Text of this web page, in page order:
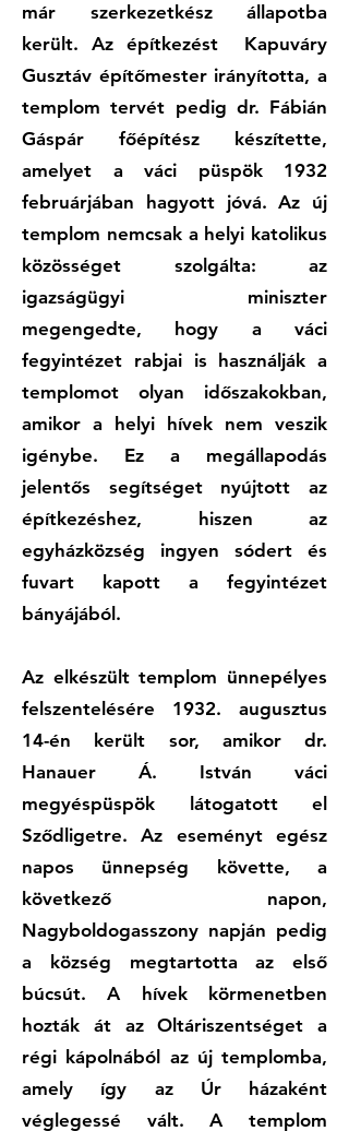
már szerkezetkész állapotba
került. Az építkezést Kapuváry
Gusztáv építőmester irányította, a
templom tervét pedig dr. Fábián
Gáspár főépítész készítette,
amelyet a váci püspök 1932
februárjában hagyott jóvá. Az új
templom nemcsak a helyi katolikus
közösséget szolgálta: az
igazságügyi miniszter
megengedte, hogy a váci
fegyintézet rabjai is használják a
templomot olyan időszakokban,
amikor a helyi hívek nem veszik
igénybe. Ez a megállapodás
jelentős segítséget nyújtott az
építkezéshez, hiszen az
egyházközség ingyen sódert és
fuvart kapott a fegyintézet
bányájából.
Az elkészült templom ünnepélyes
felszentelésére 1932. augusztus
14-én került sor, amikor dr.
Hanauer Á. István váci
megyéspüspök látogatott el
Sződligetre. Az eseményt egész
napos ünnepség követte, a
következő napon,
Nagyboldogasszony napján pedig
a község megtartotta az első
búcsút. A hívek körmenetben
hozták át az Oltáriszentséget a
régi kápolnából az új templomba,
amely így az Úr házaként
véglegessé vált. A templom